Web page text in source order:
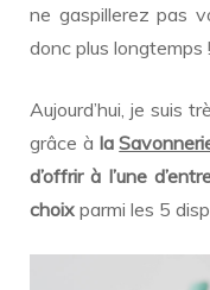
ne gaspillerez pas
donc plus longtemps !
Aujourd’hui, je suis
grâce à la
d’offrir à l’une
choix parmi les 5